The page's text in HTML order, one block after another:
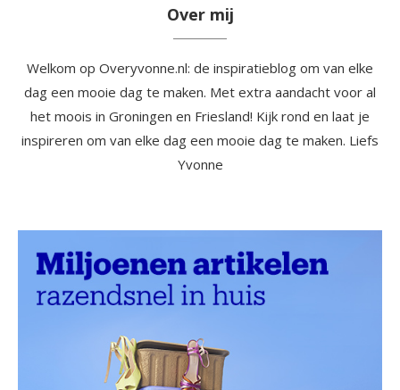
Over mij
Welkom op Overyvonne.nl: de inspiratieblog om van elke
dag een mooie dag te maken. Met extra aandacht voor al
het moois in Groningen en Friesland! Kijk rond en laat je
inspireren om van elke dag een mooie dag te maken. Liefs
Yvonne